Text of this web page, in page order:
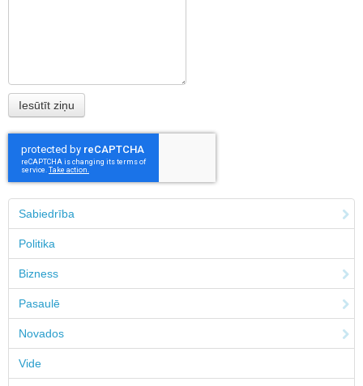
Sabiedrība
Politika
Bizness
Pasaulē
Novados
Vide